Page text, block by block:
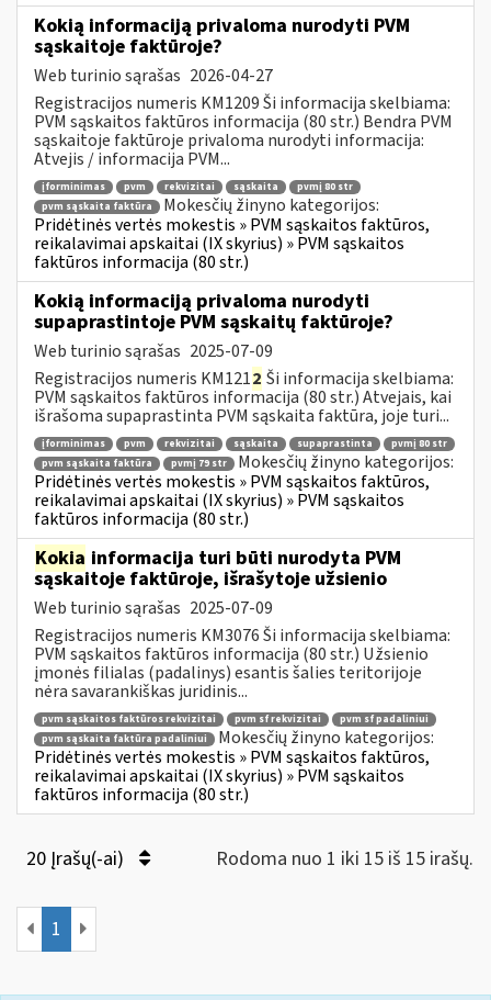
Kokią informaciją privaloma nurodyti PVM
sąskaitoje faktūroje?
Web turinio sąrašas 2026-04-27
Registracijos numeris KM1209 Ši informacija skelbiama:
PVM sąskaitos faktūros informacija (80 str.) Bendra PVM
sąskaitoje faktūroje privaloma nurodyti informacija:
Atvejis / informacija PVM...
įforminimas pvm rekvizitai sąskaita
pvmį 80 str
pvm sąskaita faktūra
Mokesčių žinyno kategorijos:
Pridėtinės vertės mokestis » PVM sąskaitos faktūros,
reikalavimai apskaitai (IX skyrius) » PVM sąskaitos
faktūros informacija (80 str.)
Kokią informaciją privaloma nurodyti
supaprastintoje PVM sąskaitų faktūroje?
Web turinio sąrašas 2025-07-09
Registracijos numeris KM1212 Ši informacija skelbiama:
PVM sąskaitos faktūros informacija (80 str.) Atvejais, kai
išrašoma supaprastinta PVM sąskaita faktūra, joje turi...
įforminimas pvm rekvizitai sąskaita supaprastinta
pvmį 80 str
pvm sąskaita faktūra
pvmį 79 str
Mokesčių žinyno kategorijos:
Pridėtinės vertės mokestis » PVM sąskaitos faktūros,
reikalavimai apskaitai (IX skyrius) » PVM sąskaitos
faktūros informacija (80 str.)
Kokia informacija turi būti nurodyta PVM
sąskaitoje faktūroje, išrašytoje užsienio
Web turinio sąrašas 2025-07-09
Registracijos numeris KM3076 Ši informacija skelbiama:
PVM sąskaitos faktūros informacija (80 str.) Užsienio
įmonės filialas (padalinys) esantis šalies teritorijoje
nėra savarankiškas juridinis...
pvm sąskaitos faktūros rekvizitai pvm sf rekvizitai
pvm sf padaliniui
pvm sąskaita faktūra padaliniui
Mokesčių žinyno kategorijos:
Pridėtinės vertės mokestis » PVM sąskaitos faktūros,
reikalavimai apskaitai (IX skyrius) » PVM sąskaitos
faktūros informacija (80 str.)
20 Įrašų(-ai) Rodoma nuo 1 iki 15 iš 15 irašų.
1